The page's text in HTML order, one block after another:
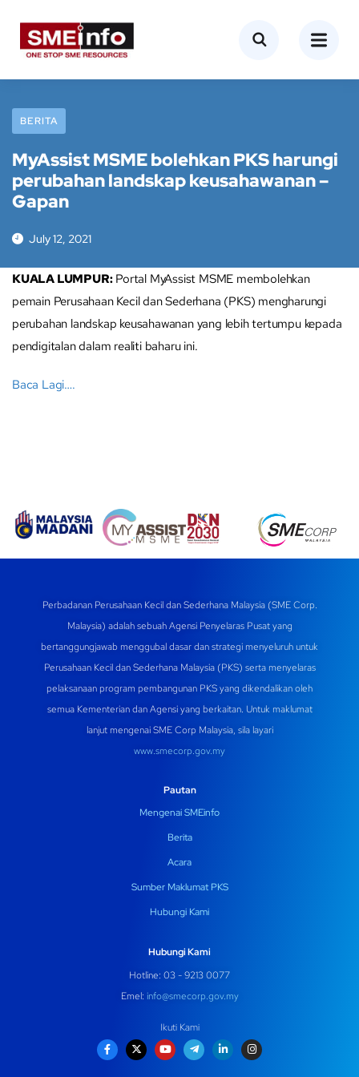
BERITA
MyAssist MSME bolehkan PKS harungi
perubahan landskap keusahawanan –
Gapan
July 12, 2021
KUALA LUMPUR:Portal MyAssist MSME membolehkan
pemain Perusahaan Kecil dan Sederhana (PKS) mengharungi
perubahan landskap keusahawanan yang lebih tertumpu kepada
pendigitalan dalam realiti baharu ini.
Baca Lagi….
Perbadanan Perusahaan Kecil dan Sederhana Malaysia (SME Corp.
Malaysia) adalah sebuah Agensi Penyelaras Pusat yang
bertanggungjawab menggubal dasar dan strategi menyeluruh untuk
Perusahaan Kecil dan Sederhana Malaysia (PKS) serta menyelaras
pelaksanaan program pembangunan PKS yang dikendalikan oleh
semua Kementerian dan Agensi yang berkaitan. Untuk maklumat
lanjut mengenai SME Corp Malaysia, sila layari
www.smecorp.gov.my
Pautan
Mengenai SMEinfo
Berita
Acara
Sumber Maklumat PKS
Hubungi Kami
Hubungi Kami
Hotline: 03 - 9213 0077
Emel: info@smecorp.gov.my
Ikuti Kami